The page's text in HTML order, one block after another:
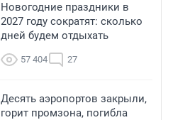
Новогодние праздники в
2027 году сократят: сколько
дней будем отдыхать
57 404 27
Десять аэропортов закрыли,
горит промзона, погибла